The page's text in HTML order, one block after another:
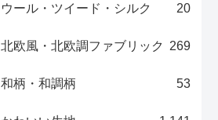
ウール・ツイード・シルク 20
北欧風・北欧調ファブリック 269
和柄・和調柄 53